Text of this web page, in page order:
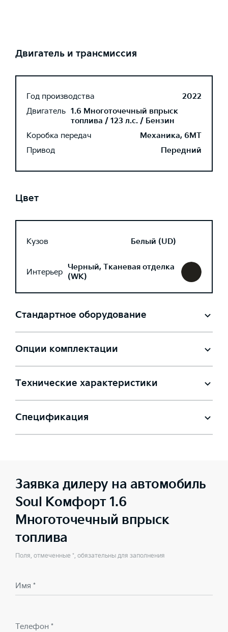
Двигатель и трансмиссия
Год производства
2022
Двигатель 1.6 Многоточечный впрыск
топлива / 123 л.с. / Бензин
Коробка передач
Механика, 6MT
Привод
Передний
Цвет
Кузов Белый (UD)
Интерьер Черный, Тканевая отделка
(WK)
Стандартное оборудование
Опции комплектации
Технические характеристики
Спецификация
Заявка дилеру на автомобиль
Soul Комфорт 1.6
Многоточечный впрыск
топлива
Поля, отмеченные *, обязательны для заполнения
Имя *
Телефон *